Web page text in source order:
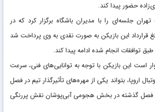
حضور پیدا کند.
جلسه‌ای را با مدیران باشگاه برگزار کرد که در
قرارداد این بازیکن به صورت نقدی به وی پرداخت شد
توافقات انجام شده ادامه پیدا کند.
است این بازیکن با توجه به توانایی‌های فنی، سرعت
اروپا، بتواند یکی از مهره‌های تأثیرگذار تیم در فصل
فصل گذشته در بخش هجومی آبی‌پوشان نقش پررنگی